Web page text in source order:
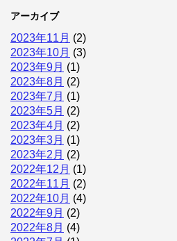
アーカイブ
2023年11月 (2)
2023年10月 (3)
2023年9月 (1)
2023年8月 (2)
2023年7月 (1)
2023年5月 (2)
2023年4月 (2)
2023年3月 (1)
2023年2月 (2)
2022年12月 (1)
2022年11月 (2)
2022年10月 (4)
2022年9月 (2)
2022年8月 (4)